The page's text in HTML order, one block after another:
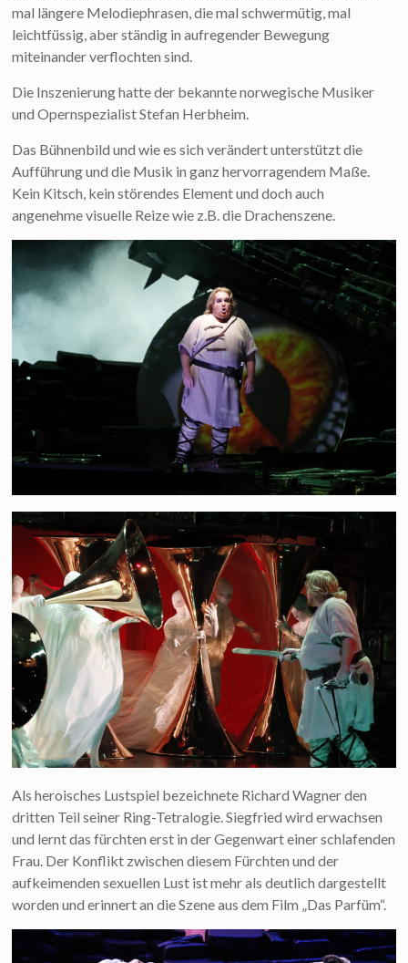
mal längere Melodiephrasen, die mal schwermütig, mal
leichtfüssig, aber ständig in aufregender Bewegung
miteinander verflochten sind.
Die Inszenierung hatte der bekannte norwegische Musiker
und Opernspezialist Stefan Herbheim.
Das Bühnenbild und wie es sich verändert unterstützt die
Aufführung und die Musik in ganz hervorragendem Maße.
Kein Kitsch, kein störendes Element und doch auch
angenehme visuelle Reize wie z.B. die Drachenszene.
Als heroisches Lustspiel bezeichnete Richard Wagner den
dritten Teil seiner Ring-Tetralogie. Siegfried wird erwachsen
und lernt das fürchten erst in der Gegenwart einer schlafenden
Frau. Der Konflikt zwischen diesem Fürchten und der
aufkeimenden sexuellen Lust ist mehr als deutlich dargestellt
worden und erinnert an die Szene aus dem Film „Das Parfüm“.